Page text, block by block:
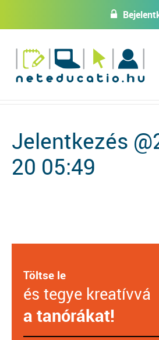
w
Jelentkezés
20 05:49
Töltse le
és tegye kreatívvá
a tanórákat!